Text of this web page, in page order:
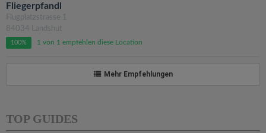
Fliegerpfandl
Flugplatzstrasse 1
84034 Landshut
100% 1 von 1 empfehlen diese Location
Mehr Empfehlungen
TOP GUIDES